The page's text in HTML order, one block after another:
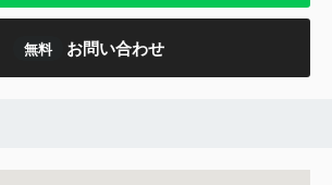
無料 お問い合わせ